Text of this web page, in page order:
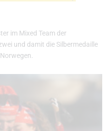
im Mixed Team der
und damit die Silbermedaille